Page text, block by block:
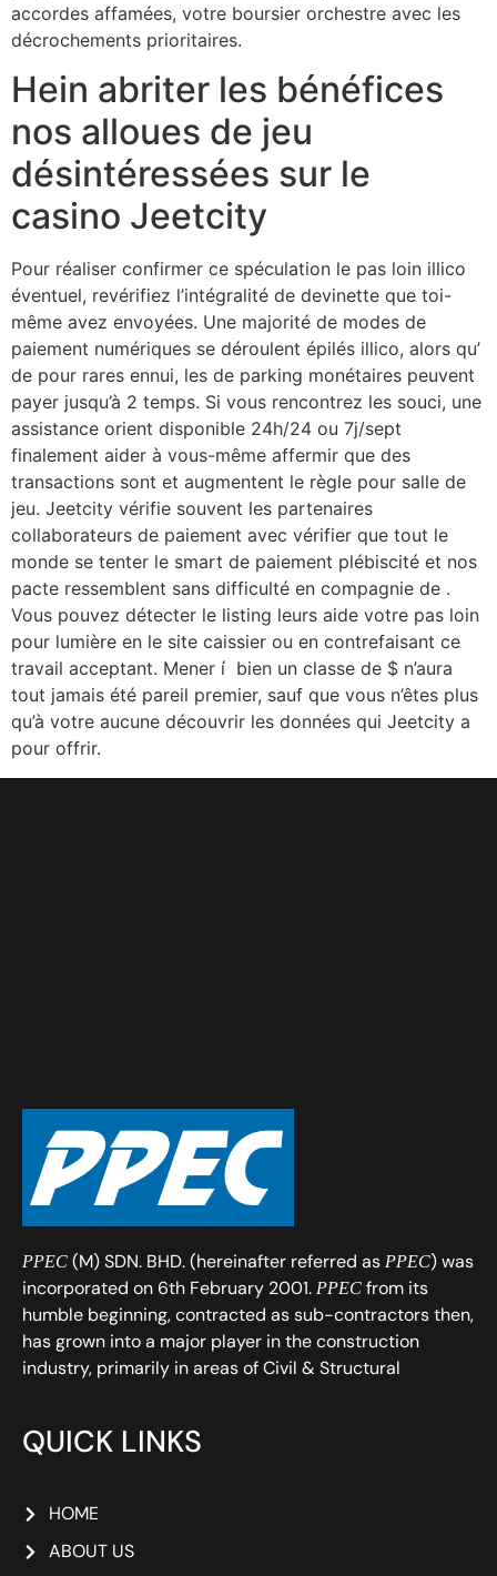
accordes affamées, votre boursier orchestre avec les
décrochements prioritaires.
Hein abriter les bénéfices
nos alloues de jeu
désintéressées sur le
casino Jeetcity
Pour réaliser confirmer ce spéculation le pas loin illico
éventuel, revérifiez l’intégralité de devinette que toi-
même avez envoyées. Une majorité de modes de
paiement numériques se déroulent épilés illico, alors qu’
de pour rares ennui, les de parking monétaires peuvent
payer jusqu’à 2 temps. Si vous rencontrez les souci, une
assistance orient disponible 24h/24 ou 7j/sept
finalement aider à vous-même affermir que des
transactions sont et augmentent le règle pour salle de
jeu. Jeetcity vérifie souvent les partenaires
collaborateurs de paiement avec vérifier que tout le
monde se tenter le smart de paiement plébiscité et nos
pacte ressemblent sans difficulté en compagnie de .
Vous pouvez détecter le listing leurs aide votre pas loin
pour lumière en le site caissier ou en contrefaisant ce
travail acceptant. Mener í bien un classe de $ n’aura
tout jamais été pareil premier, sauf que vous n’êtes plus
qu’à votre aucune découvrir les données qui Jeetcity a
pour offrir.
PPEC (M) SDN. BHD. (hereinafter referred as PPEC) was
incorporated on 6th February 2001. PPEC from its
humble beginning, contracted as sub-contractors then,
has grown into a major player in the construction
industry, primarily in areas of Civil & Structural
QUICK LINKS
HOME
ABOUT US